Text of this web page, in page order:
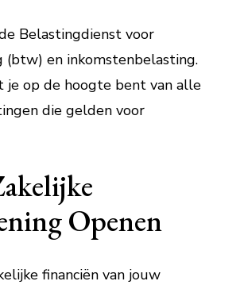
Belastingdienst voor
en inkomstenbelasting.
je op de hoogte bent van alle
die gelden voor
Openen
financiën van jouw